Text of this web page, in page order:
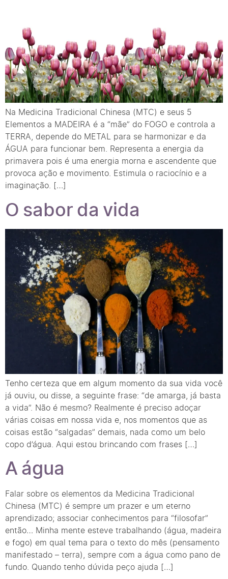
Na Medicina Tradicional Chinesa (MTC) e seus 5
Elementos a MADEIRA é a “mãe” do FOGO e controla a
TERRA, depende do METAL para se harmonizar e da
ÁGUA para funcionar bem. Representa a energia da
primavera pois é uma energia morna e ascendente que
provoca ação e movimento. Estimula o raciocínio e a
imaginação. […]
O sabor da vida
Tenho certeza que em algum momento da sua vida você
já ouviu, ou disse, a seguinte frase: “de amarga, já basta
a vida”. Não é mesmo? Realmente é preciso adoçar
várias coisas em nossa vida e, nos momentos que as
coisas estão “salgadas” demais, nada como um belo
copo d’água. Aqui estou brincando com frases […]
A água
Falar sobre os elementos da Medicina Tradicional
Chinesa (MTC) é sempre um prazer e um eterno
aprendizado; associar conhecimentos para “filosofar”
então… Minha mente esteve trabalhando (água, madeira
e fogo) em qual tema para o texto do mês (pensamento
manifestado – terra), sempre com a água como pano de
fundo. Quando tenho dúvida peço ajuda […]